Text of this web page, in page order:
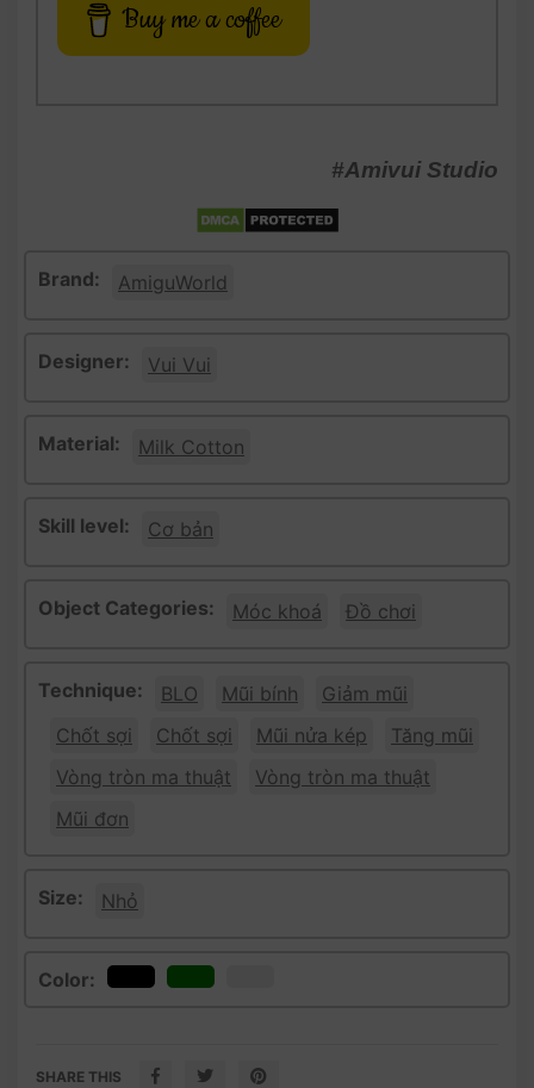
Buy me a coffee
#Amivui Studio
Brand: AmiguWorld
Designer: Vui Vui
Material: Milk Cotton
Skill level: Cơ bản
Object Categories: Móc khoá Đồ chơi
Technique: BLO Mũi bính
Giảm mũi
Chốt sợi
Chốt sợi Mũi nửa kép
Tăng mũi
Vòng tròn ma thuật
Vòng tròn ma thuật
Mũi đơn
Size: Nhỏ
Color:
SHARE THIS